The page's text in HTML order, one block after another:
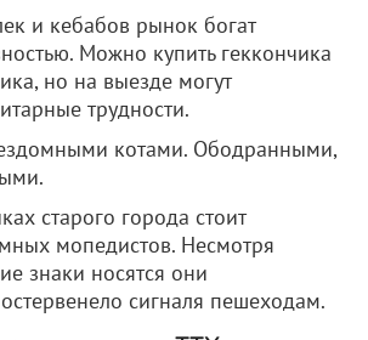
и кебабов рынок богат
Можно купить геккончика
но на выезде могут
трудности.
котами. Ободранными,
старого города стоит
мопедистов. Несмотря
знаки носятся они
сигналя пешеходам.